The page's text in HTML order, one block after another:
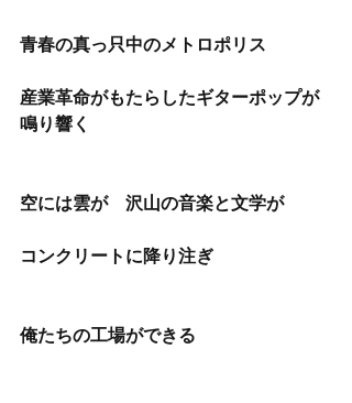
青春の真っ只中のメトロポリス
産業革命がもたらしたギターポップが
鳴り響く
空には雲が　沢山の音楽と文学が
コンクリートに降り注ぎ
俺たちの工場ができる